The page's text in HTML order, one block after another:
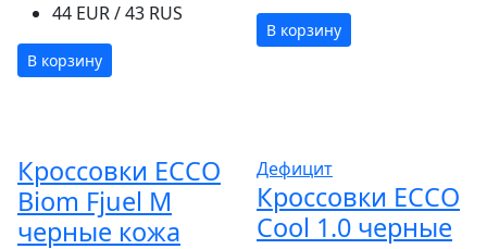
44 EUR / 43 RUS
В корзину
В корзину
Кроссовки ECCO
Biom Fjuel M
черные кожа
Дефицит
Кроссовки ECCO
Cool 1.0 черные